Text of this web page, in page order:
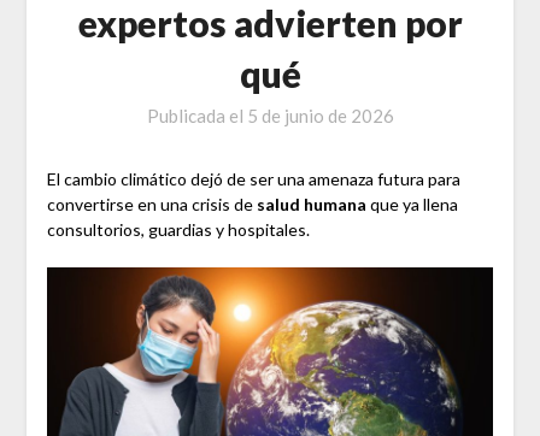
expertos advierten por
qué
Publicada el 5 de junio de 2026
El cambio climático dejó de ser una amenaza futura para
convertirse en una crisis de salud humana que ya llena
consultorios, guardias y hospitales.